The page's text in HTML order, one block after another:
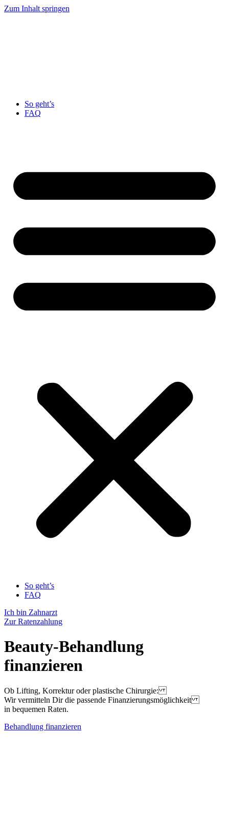
Zum Inhalt springen
So geht’s
FAQ
So geht’s
FAQ
Ich bin Zahnarzt
Zur Ratenzahlung
Beauty-Behandlung
finanzieren
Ob Lifting, Korrektur oder plastische Chirurgie:
Wir vermitteln Dir die passende Finanzierungsmöglichkeit
in bequemen Raten.
Behandlung finanzieren